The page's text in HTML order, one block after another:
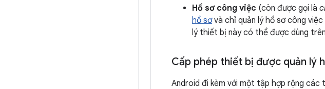
Hồ sơ công việc (còn được gọi là
hồ sơvà chỉ quản lý hồ sơ công
lý thiết bị này có thể được dùng
Cấp phép thiết bị được quản lý
Android đi kèm với một tập hợp rộng